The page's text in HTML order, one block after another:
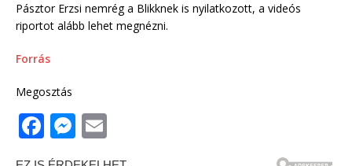
Pásztor Erzsi nemrég a Blikknek is nyilatkozott, a videós
riportot alább lehet megnézni.
Forrás
Megosztás
F
a
M